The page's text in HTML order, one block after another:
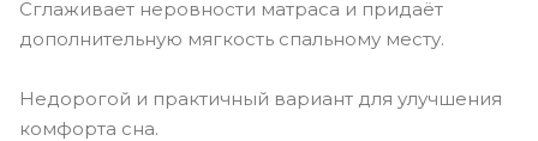
Сглаживает неровности матраса и придаёт
дополнительную мягкость спальному месту.
Недорогой и практичный вариант для улучшения
комфорта сна.